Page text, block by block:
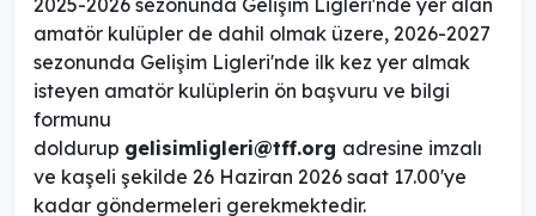
amatör kulüpler de dahil olmak üzere, 2026-2027
sezonunda Gelişim Ligleri'nde ilk kez yer almak
isteyen amatör kulüplerin ön başvuru ve bilgi
formunu
doldurup gelisimligleri@tff.org adresine imzalı
ve kaşeli şekilde 26 Haziran 2026 saat 17.00'ye
kadar göndermeleri gerekmektedir.